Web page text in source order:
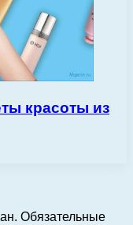
красоты из
Обязательные